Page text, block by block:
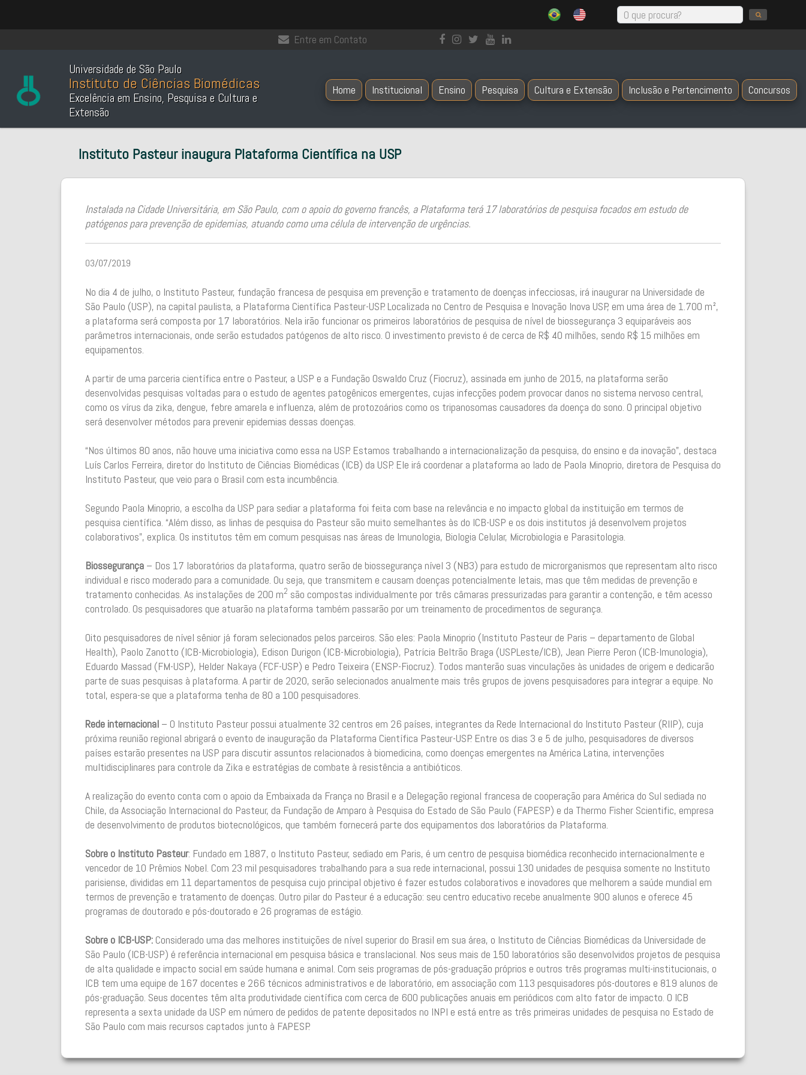
Entre em Contato
Universidade de São Paulo
Instituto de Ciências Biomédicas
Excelência em Ensino, Pesquisa e Cultura e
Extensão
Home Institucional Ensino Pesquisa Cultura e Extensão Inclusão e Pertencimento Concursos
Instituto Pasteur inaugura Plataforma Científica na USP
Instalada na Cidade Universitária, em São Paulo, com o apoio do governo francês, a Plataforma terá 17 laboratórios de pesquisa focados em estudo de
patógenos para prevenção de epidemias, atuando como uma célula de intervenção de urgências.
03/07/2019
No dia 4 de julho, o Instituto Pasteur, fundação francesa de pesquisa em prevenção e tratamento de doenças infecciosas, irá inaugurar na Universidade de
São Paulo (USP), na capital paulista, a Plataforma Científica Pasteur-USP. Localizada no Centro de Pesquisa e Inovação Inova USP, em uma área de 1.700 m²,
a plataforma será composta por 17 laboratórios. Nela irão funcionar os primeiros laboratórios de pesquisa de nível de biossegurança 3 equiparáveis aos
parâmetros internacionais, onde serão estudados patógenos de alto risco. O investimento previsto é de cerca de R$ 40 milhões, sendo R$ 15 milhões em
equipamentos.
A partir de uma parceria científica entre o Pasteur, a USP e a Fundação Oswaldo Cruz (Fiocruz), assinada em junho de 2015, na plataforma serão
desenvolvidas pesquisas voltadas para o estudo de agentes patogênicos emergentes, cujas infecções podem provocar danos no sistema nervoso central,
como os vírus da zika, dengue, febre amarela e influenza, além de protozoários como os tripanosomas causadores da doença do sono. O principal objetivo
será desenvolver métodos para prevenir epidemias dessas doenças.
“Nos últimos 80 anos, não houve uma iniciativa como essa na USP. Estamos trabalhando a internacionalização da pesquisa, do ensino e da inovação”, destaca
Luís Carlos Ferreira, diretor do Instituto de Ciências Biomédicas (ICB) da USP. Ele irá coordenar a plataforma ao lado de Paola Minoprio, diretora de Pesquisa do
Instituto Pasteur, que veio para o Brasil com esta incumbência.
Segundo Paola Minoprio, a escolha da USP para sediar a plataforma foi feita com base na relevância e no impacto global da instituição em termos de
pesquisa científica. “Além disso, as linhas de pesquisa do Pasteur são muito semelhantes às do ICB-USP e os dois institutos já desenvolvem projetos
colaborativos”, explica. Os institutos têm em comum pesquisas nas áreas de Imunologia, Biologia Celular, Microbiologia e Parasitologia.
Biossegurança– Dos 17 laboratórios da plataforma, quatro serão de biossegurança nível 3 (NB3) para estudo de microrganismos que representam alto risco
individual e risco moderado para a comunidade. Ou seja, que transmitem e causam doenças potencialmente letais, mas que têm medidas de prevenção e
tratamento conhecidas. As instalações de 200 m2 são compostas individualmente por três câmaras pressurizadas para garantir a contenção, e têm acesso
controlado. Os pesquisadores que atuarão na plataforma também passarão por um treinamento de procedimentos de segurança.
Oito pesquisadores de nível sênior já foram selecionados pelos parceiros. São eles: Paola Minoprio (Instituto Pasteur de Paris – departamento de Global
Health), Paolo Zanotto (ICB-Microbiologia), Edison Durigon (ICB-Microbiologia), Patrícia Beltrão Braga (USPLeste/ICB), Jean Pierre Peron (ICB-Imunologia),
Eduardo Massad (FM-USP), Helder Nakaya (FCF-USP) e Pedro Teixeira (ENSP-Fiocruz). Todos manterão suas vinculações às unidades de origem e dedicarão
parte de suas pesquisas à plataforma. A partir de 2020, serão selecionados anualmente mais três grupos de jovens pesquisadores para integrar a equipe. No
total, espera-se que a plataforma tenha de 80 a 100 pesquisadores.
Rede internacional – O Instituto Pasteur possui atualmente 32 centros em 26 países, integrantes da Rede Internacional do Instituto Pasteur (RIIP), cuja
próxima reunião regional abrigará o evento de inauguração da Plataforma Científica Pasteur-USP. Entre os dias 3 e 5 de julho, pesquisadores de diversos
países estarão presentes na USP para discutir assuntos relacionados à biomedicina, como doenças emergentes na América Latina, intervenções
multidisciplinares para controle da Zika e estratégias de combate à resistência a antibióticos.
A realização do evento conta com o apoio da Embaixada da França no Brasil e a Delegação regional francesa de cooperação para América do Sul sediada no
Chile, da Associação Internacional do Pasteur, da Fundação de Amparo à Pesquisa do Estado de São Paulo (FAPESP) e da Thermo Fisher Scientific, empresa
de desenvolvimento de produtos biotecnológicos, que também fornecerá parte dos equipamentos dos laboratórios da Plataforma.
Sobre o Instituto Pasteur: Fundado em 1887, o Instituto Pasteur, sediado em Paris, é um centro de pesquisa biomédica reconhecido internacionalmente e
vencedor de 10 Prêmios Nobel. Com 23 mil pesquisadores trabalhando para a sua rede internacional, possui 130 unidades de pesquisa somente no Instituto
parisiense, divididas em 11 departamentos de pesquisa cujo principal objetivo é fazer estudos colaborativos e inovadores que melhorem a saúde mundial em
termos de prevenção e tratamento de doenças. Outro pilar do Pasteur é a educação: seu centro educativo recebe anualmente 900 alunos e oferece 45
programas de doutorado e pós-doutorado e 26 programas de estágio.
Sobre o ICB-USP: Considerado uma das melhores instituições de nível superior do Brasil em sua área, o Instituto de Ciências Biomédicas da Universidade de
São Paulo (ICB-USP) é referência internacional em pesquisa básica e translacional. Nos seus mais de 150 laboratórios são desenvolvidos projetos de pesquisa
de alta qualidade e impacto social em saúde humana e animal. Com seis programas de pós-graduação próprios e outros três programas multi-institucionais, o
ICB tem uma equipe de 167 docentes e 266 técnicos administrativos e de laboratório, em associação com 113 pesquisadores pós-doutores e 819 alunos de
pós-graduação. Seus docentes têm alta produtividade científica com cerca de 600 publicações anuais em periódicos com alto fator de impacto. O ICB
representa a sexta unidade da USP em número de pedidos de patente depositados no INPI e está entre as três primeiras unidades de pesquisa no Estado de
São Paulo com mais recursos captados junto à FAPESP.